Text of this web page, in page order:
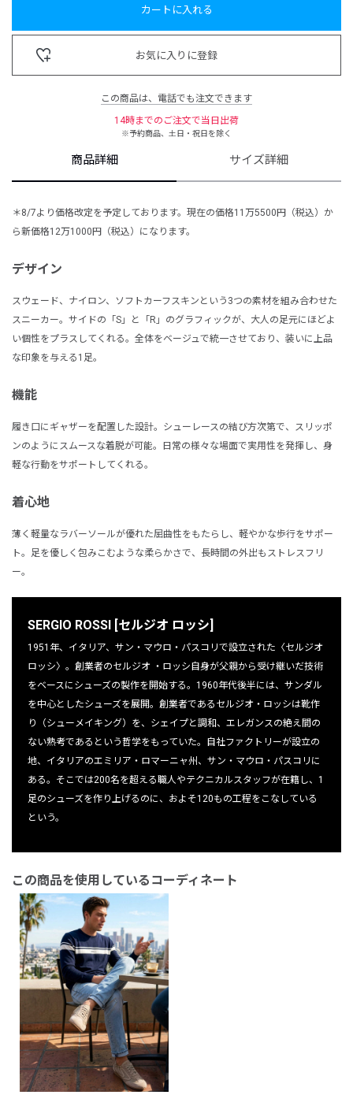
カートに入れる
お気に入りに登録
この商品は、電話でも注文できます
14時までのご注文で当日出荷
※予約商品、土日・祝日を除く
商品詳細 サイズ詳細
＊8/7より価格改定を予定しております。現在の価格11万5500円（税込）か
ら新価格12万1000円（税込）になります。
デザイン
スウェード、ナイロン、ソフトカーフスキンという3つの素材を組み合わせた
スニーカー。サイドの「S」と「R」のグラフィックが、大人の足元にほどよ
い個性をプラスしてくれる。全体をベージュで統一させており、装いに上品
な印象を与える1足。
機能
履き口にギャザーを配置した設計。シューレースの結び方次第で、スリッポ
ンのようにスムースな着脱が可能。日常の様々な場面で実用性を発揮し、身
軽な行動をサポートしてくれる。
着心地
薄く軽量なラバーソールが優れた屈曲性をもたらし、軽やかな歩行をサポー
ト。足を優しく包みこむような柔らかさで、長時間の外出もストレスフリ
ー。
SERGIO ROSSI [セルジオ ロッシ]
1951年、イタリア、サン・マウロ・パスコリで設立された〈セルジオ
ロッシ〉。創業者のセルジオ ・ロッシ自身が父親から受け継いだ技術
をベースにシューズの製作を開始する。1960年代後半には、サンダル
を中心としたシューズを展開。創業者であるセルジオ・ロッシは靴作
り（シューメイキング）を、シェイプと調和、エレガンスの絶え間の
ない熟考であるという哲学をもっていた。自社ファクトリーが設立の
地、イタリアのエミリア・ロマーニャ州、サン・マウロ・パスコリに
ある。そこでは200名を超える職人やテクニカルスタッフが在籍し、1
足のシューズを作り上げるのに、およそ120もの工程をこなしている
という。
この商品を使用しているコーディネート